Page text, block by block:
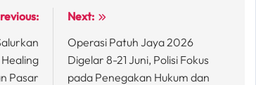
Pasar
Next:
Operasi Patuh Jaya 2026
Digelar 8-21 Juni, Polisi Fokus
pada Penegakan Hukum dan